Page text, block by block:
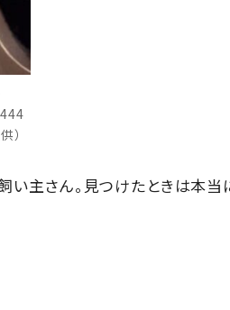
）
い主さん。見つけたときは本当